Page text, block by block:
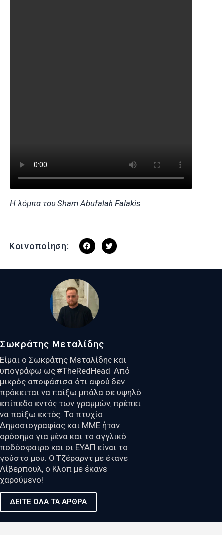
H λόμπα του Sham Abufalah Falakis
Κοινοποίηση:
Σωκράτης Μεταλίδης
Είμαι ο Σωκράτης Μεταλίδης και
υπογράφω ως #TheRedHead. Από
μικρός αποφάσισα ότι αφού δεν
πρόκειται να παίξω μπάλα σε υψηλό
επίπεδο εντός των γραμμών, πρέπει
να παίξω εκτός. Το πτυχίο
Δημοσιογραφίας και ΜΜΕ ήταν
ορόσημο για μένα και το αγγλικό
ποδόσφαιρο και οι ΕΥΑΠ είναι το
γούστο μου. Ο Τζέραρντ με έκανε
Λίβερπουλ, ο Κλοπ με έκανε
χαρούμενο!
ΔΕΙΤΕ ΟΛΑ ΤΑ ΑΡΘΡΑ